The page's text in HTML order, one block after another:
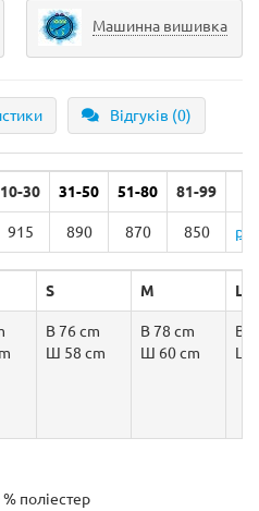
Машинна вишивка
Відгуків (0)
10-30 31-50 51-80 81-99
915 890 870 850
S M L
В 76 cm
Ш 58 cm
В 78 cm
Ш 60 cm
В
Ш
поліестер